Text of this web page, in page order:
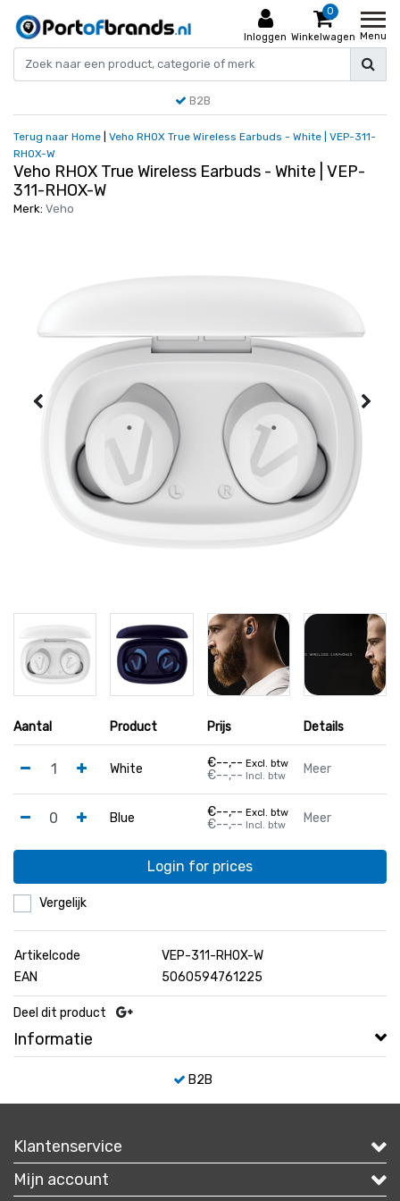
Inloggen
0
Winkelwagen Menu
B2B
Terug naar Home
Veho RHOX True Wireless Earbuds - White | VEP-311-
RHOX-W
Veho RHOX True Wireless Earbuds - White | VEP-
311-RHOX-W
Merk: Veho
Aantal Product Prijs Details
White €--,-- Excl. btw
€--,-- Incl. btw Meer
Blue €--,-- Excl. btw
€--,-- Incl. btw Meer
Login for prices
Vergelijk
Artikelcode
VEP-311-RHOX-W
EAN
5060594761225
Deel dit product
Informatie
B2B
Klantenservice
Mijn account